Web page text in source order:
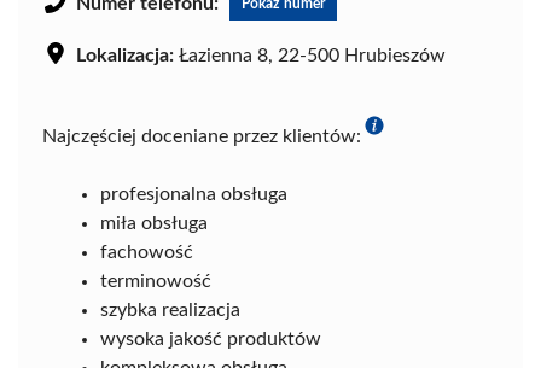
Pokaż numer
Lokalizacja: Łazienna 8, 22-500 Hrubieszów
Najczęściej doceniane przez klientów:
profesjonalna obsługa
miła obsługa
fachowość
terminowość
szybka realizacja
wysoka jakość produktów